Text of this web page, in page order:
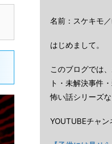
名前：スケキモ
はじめまして。
このブログでは
ト・未解決事件
怖い話シリーズ
YOUTUBEチャン